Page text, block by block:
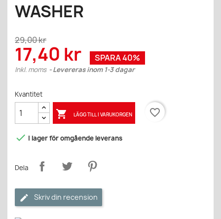
WASHER
29,00 kr
17,40 kr SPARA 40%
Inkl. moms Levereras inom 1-3 dagar
Kvantitet
 LÄGG TILL I VARUKORGEN favorite_border
 I lager för omgående leverans
Dela
Skriv din recension